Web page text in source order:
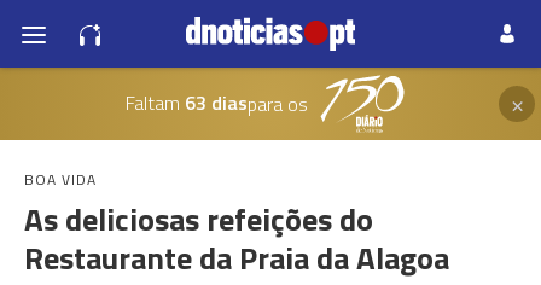
Faltam 63 diaspara os ×
BOA VIDA
As deliciosas refeições do
Restaurante da Praia da Alagoa